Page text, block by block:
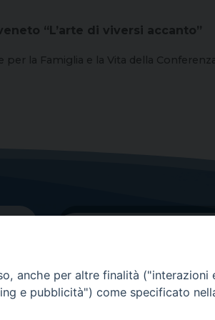
“L’arte di viversi accanto”
per la Famiglia e la Vita della
anche per altre finalità ("interazioni
e pubblicità") come specificato